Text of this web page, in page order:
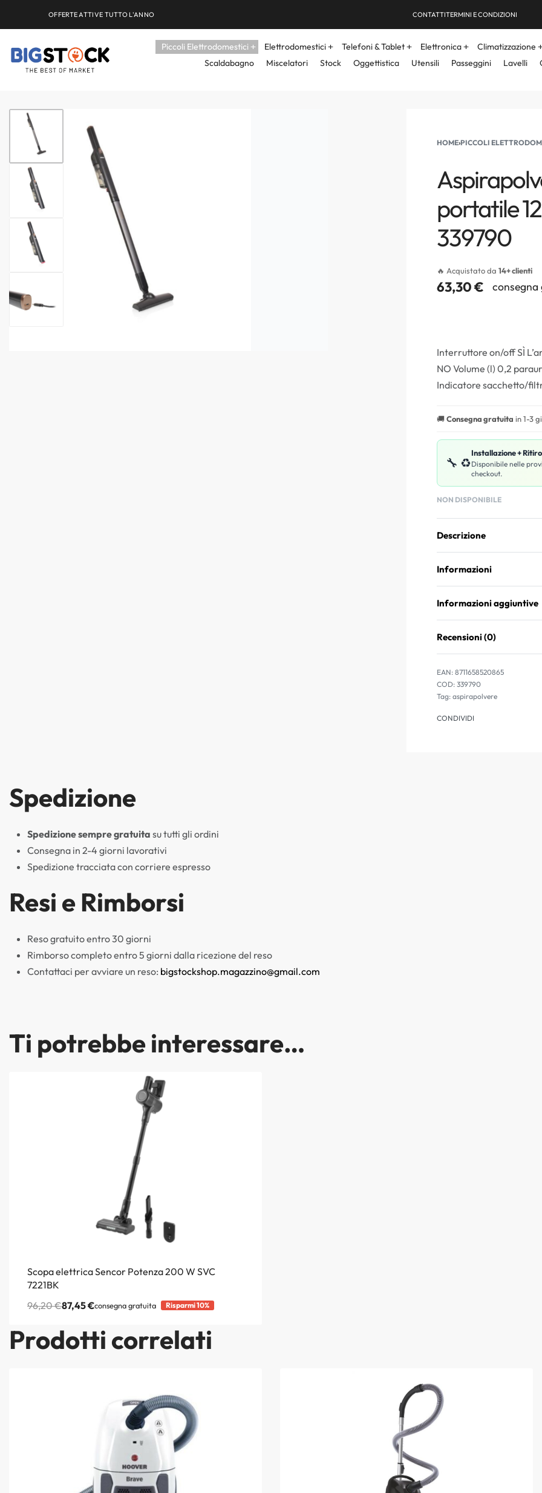
OFFERTE ATTIVE TUTTO L'ANNO CONTATTITERMINI E CONDIZIONI
Piccoli Elettrodomestici Elettrodomestici Telefoni & Tablet Elettronica Climatizzazione
Scaldabagno
Miscelatori Stock Oggettistica Utensili Passeggini Lavelli
HOME›PICCOLI
portatile
339790
🔥 Acquistato da 14+ clienti
63,30€ consegna
Interruttore on/off SÌ
NO Volume (l) 0,2
Indicatore sacchetto/
🚚Consegna gratuita in 1-3
🔧 ♻️
Installazione +
Disponibile nelle
checkout.
NON DISPONIBILE
Descrizione
Informazioni
Informazioni aggiuntive
Recensioni (0)
EAN: 8711658520865
339790
Tag: aspirapolvere
CONDIVIDI
Spedizione
Spedizione sempre gratuita su tutti gli ordini
Consegna in 2-4 giorni lavorativi
Spedizione tracciata con corriere espresso
Resi e Rimborsi
Reso gratuito entro 30 giorni
Rimborso completo entro 5 giorni dalla ricezione del reso
Contattaci per avviare un reso: bigstockshop.magazzino@gmail.com
Ti potrebbe interessare…
Scopa elettrica Sencor Potenza 200 W SVC
7221BK
96,20€87,45€consegna gratuita Risparmi 10%
Prodotti correlati